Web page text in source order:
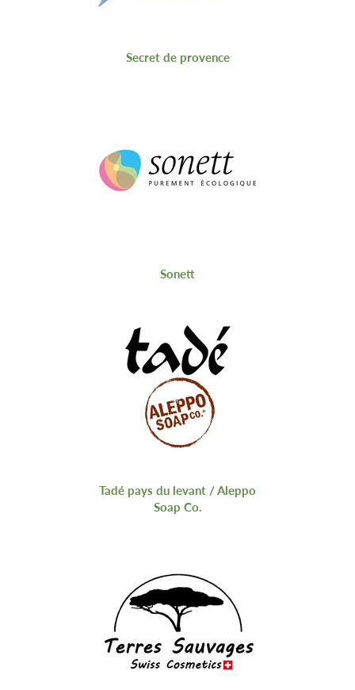
Secret de provence
Sonett
Tadé pays du levant / Aleppo
Soap Co.